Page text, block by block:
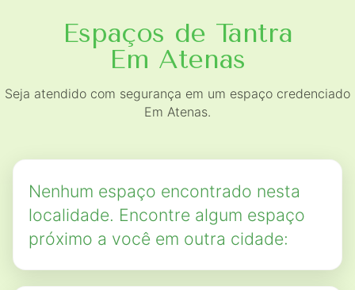
Espaços de Tantra
Em Atenas
Seja atendido com segurança em um espaço credenciado
Em Atenas.
Nenhum espaço encontrado nesta
localidade. Encontre algum espaço
próximo a você em outra cidade: